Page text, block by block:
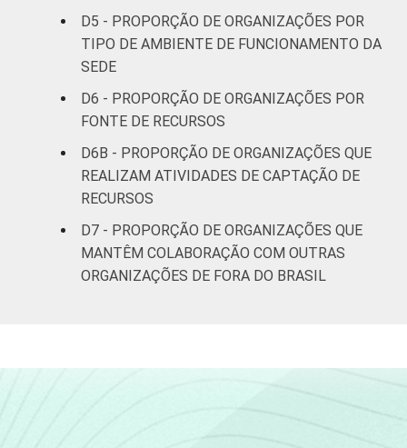
Outros 30
* Base: 3283 organizações sem fins
rodiziadas. Dados coletados entre outubro
de 2013 e abril de 2014.
Fonte: NIC.br - out 2013 / abr 2014
D5 - PROPORÇÃO DE ORGANIZAÇÕES POR
TIPO DE AMBIENTE DE FUNCIONAMENTO DA
SEDE
D6 - PROPORÇÃO DE ORGANIZAÇÕES POR
FONTE DE RECURSOS
D6B - PROPORÇÃO DE ORGANIZAÇÕES QUE
REALIZAM ATIVIDADES DE CAPTAÇÃO DE
RECURSOS
D7 - PROPORÇÃO DE ORGANIZAÇÕES QUE
MANTÊM COLABORAÇÃO COM OUTRAS
ORGANIZAÇÕES DE FORA DO BRASIL